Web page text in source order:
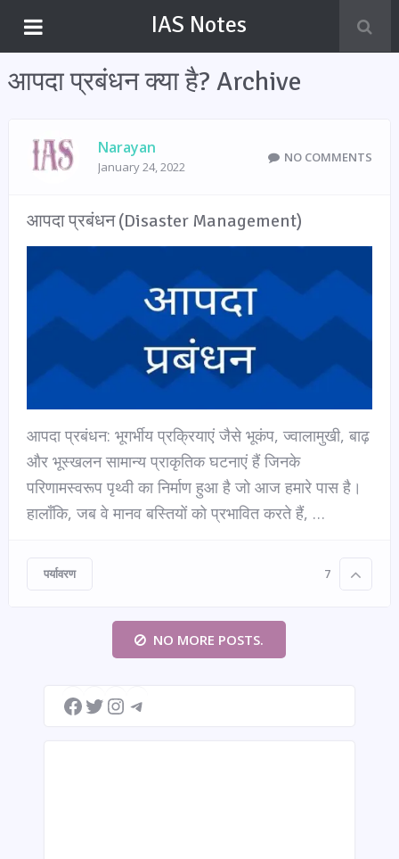
IAS Notes
आपदा प्रबंधन क्या है? Archive
Narayan
January 24, 2022
NO COMMENTS
आपदा प्रबंधन (Disaster Management)
आपदा प्रबंधन: भूगर्भीय प्रक्रियाएं जैसे भूकंप, ज्वालामुखी, बाढ़
और भूस्खलन सामान्य प्राकृतिक घटनाएं हैं जिनके
परिणामस्वरूप पृथ्वी का निर्माण हुआ है जो आज हमारे पास है।
हालाँकि, जब वे मानव बस्तियों को प्रभावित करते हैं, …
पर्यावरण 7
NO MORE POSTS.
Facebook
TwitterInstagram